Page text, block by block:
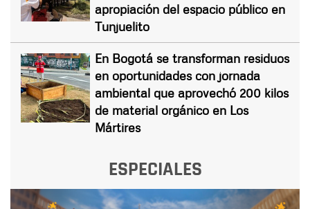
apropiación del espacio público en
Tunjuelito
En Bogotá se transforman residuos
en oportunidades con jornada
ambiental que aprovechó 200 kilos
de material orgánico en Los
Mártires
ESPECIALES